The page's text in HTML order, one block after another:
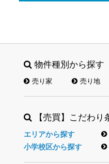
物件種別から探す
売り家 売り地
【売買】こだわり
エリアから探す
小学校区から探す